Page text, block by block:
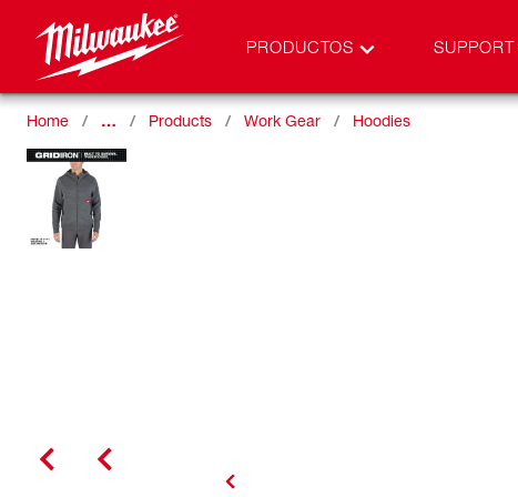
PRODUCTOS SUPPORT
Home … Products Work Gear Hoodies